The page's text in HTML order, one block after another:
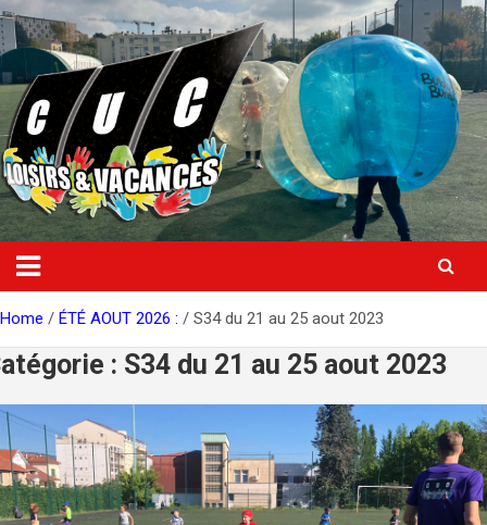
Skip
to
content
Home ÉTÉ AOUT 2026 : S34 du 21 au 25 aout 2023
: S34 du 21 au 25 aout 2023